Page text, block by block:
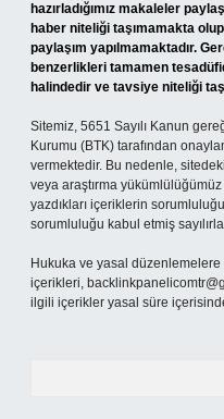
hazırladığımız makaleler
haber niteliği taşımamakta
paylaşım yapılmamaktadır.
benzerlikleri tamamen
halindedir ve tavsiye niteliği
Sitemiz, 5651 Sayılı Kanun
Kurumu (BTK) tarafından
vermektedir. Bu nedenle,
veya araştırma
yazdıkları içeriklerin
sorumluluğu kabul etmiş
Hukuka ve yasal
içerikleri,
ilgili içerikler yasal süre